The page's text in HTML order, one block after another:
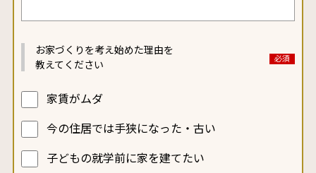
お家づくりを考え始めた理由を
教えてください
家賃がムダ
今の住居では手狭になった・古い
子どもの就学前に家を建てたい